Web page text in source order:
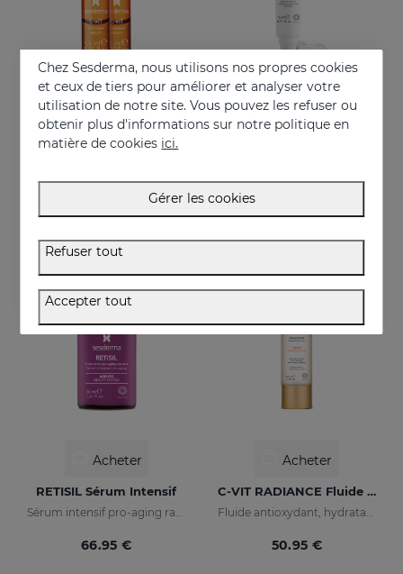
Acheter
C-VIT Sérum Intensif Ampoules
Acheter
Acheter
RETISIL Sérum Intensif
Sérum intensif pro-aging raffermissant et réducteur de rides
66.95 €
Acheter
C-VIT RADIANCE Fluide Lumineux
Fluide antioxydant, hydratant, anti-rides et illuminateur
50.95 €
Chez Sesderma, nous utilisons nos propres cookies
et ceux de tiers pour améliorer et analyser votre
utilisation de notre site. Vous pouvez les refuser ou
obtenir plus d'informations sur notre politique en
matière de cookies ici.
Gérer les cookies
Refuser tout
Accepter tout